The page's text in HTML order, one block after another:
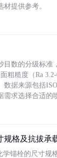
提供参考。
目数的分级标准
粗糙度（Ra
数据来源包括
需求选择合适的
规格及抗拔承
学锚栓的尺寸规